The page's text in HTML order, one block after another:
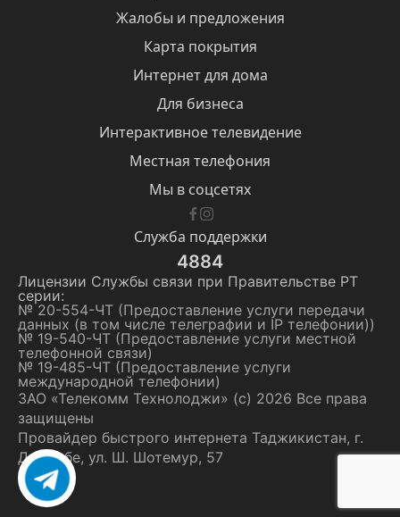
Жалобы и предложения
Карта покрытия
Интернет для дома
Для бизнеса
Интерактивное телевидение
Местная телефония
Мы в соцсетях
Служба поддержки
4884
Лицензии Службы cвязи при Правительстве РТ
серии:
№ 20-554-ЧТ (Предоставление услуги передачи
данных (в том числе телеграфии и IP телефонии))
№ 19-540-ЧТ (Предоставление услуги местной
телефонной связи)
№ 19-485-ЧТ (Предоставление услуги
международной телефонии)
ЗАО «Телекомм Технолоджи» (с) 2026 Все права
защищены
Провайдер быстрого интернета Таджикистан, г.
Душанбе, ул. Ш. Шотемур, 57